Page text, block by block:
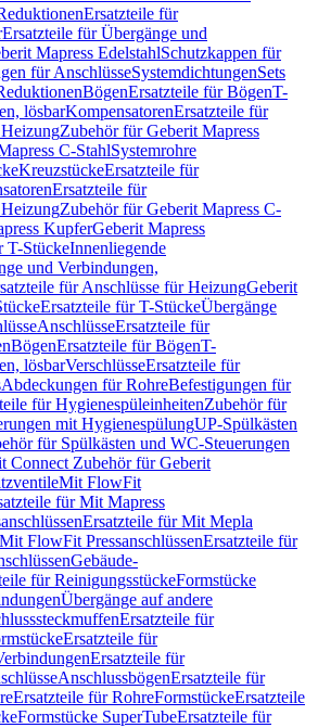
Ersatzteile für
Ersatzteile für Übergänge und
Mapress EdelstahlSchutzkappen für
für AnschlüsseSystemdichtungenSets
BögenErsatzteile für BögenT-
lösbarKompensatorenErsatzteile für
Zubehör für Geberit Mapress
C-StahlSystemrohre
KreuzstückeErsatzteile für
Ersatzteile für
Zubehör für Geberit Mapress C-
KupferGeberit Mapress
T-StückeInnenliegende
und Verbindungen,
für Anschlüsse für HeizungGeberit
Ersatzteile für T-StückeÜbergänge
AnschlüsseErsatzteile für
BögenErsatzteile für BögenT-
lösbarVerschlüsseErsatzteile für
Abdeckungen für RohreBefestigungen für
für HygienespüleinheitenZubehör für
mit HygienespülungUP-Spülkästen
für Spülkästen und WC-Steuerungen
Connect Zubehör für Geberit
Mit FlowFit
für Mit Mapress
Ersatzteile für Mit Mepla
Mit FlowFit PressanschlüssenErsatzteile für
Gebäude-
für ReinigungsstückeFormstücke
Übergänge auf andere
Ersatzteile für
Ersatzteile für
Ersatzteile für
AnschlussbögenErsatzteile für
Ersatzteile für RohreFormstückeErsatzteile
Formstücke SuperTubeErsatzteile für